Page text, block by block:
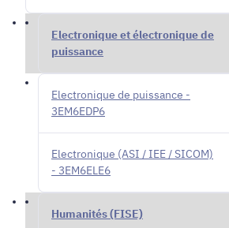
Electronique et électronique de
puissance
Electronique de puissance -
3EM6EDP6
Electronique (ASI / IEE / SICOM)
- 3EM6ELE6
Humanités (FISE)